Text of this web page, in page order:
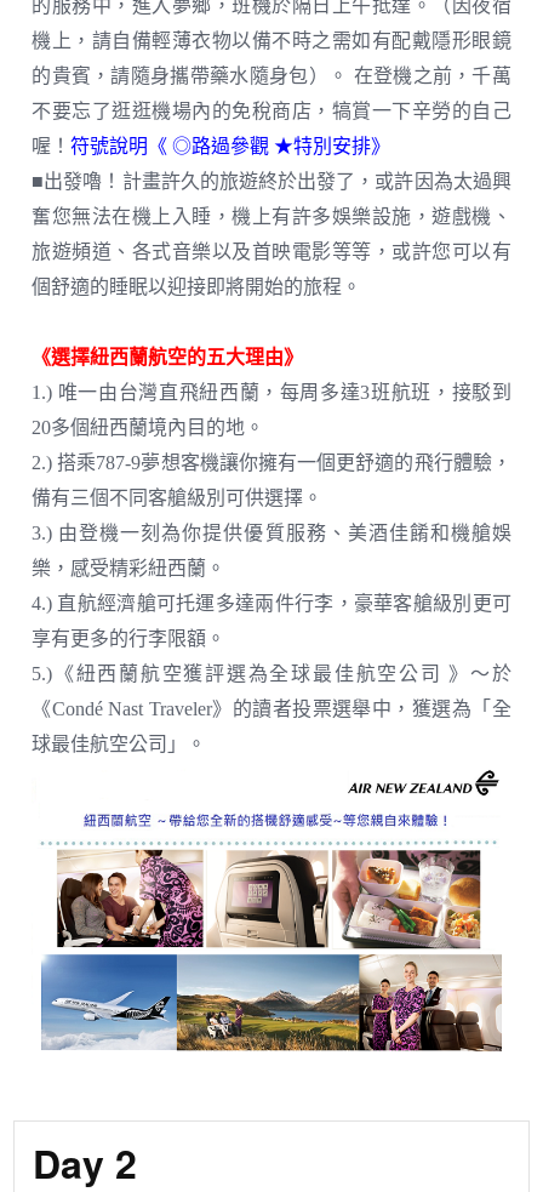
的服務中，進入夢鄉，班機於隔日上午抵達。（因夜宿
機上，請自備輕薄衣物以備不時之需如有配戴隱形眼鏡
的貴賓，請隨身攜帶藥水隨身包）。 在登機之前，千萬
不要忘了逛逛機場內的免稅商店，犒賞一下辛勞的自己
喔！符號說明《 ◎路過參觀 ★特別安排》
■出發嚕！計畫許久的旅遊終於出發了，或許因為太過興
奮您無法在機上入睡，機上有許多娛樂設施，遊戲機、
旅遊頻道、各式音樂以及首映電影等等，或許您可以有
個舒適的睡眠以迎接即將開始的旅程。
《選擇紐西蘭航空的五大理由》
1.) 唯一由台灣直飛紐西蘭，每周多達3班航班，接駁到
20多個紐西蘭境內目的地。
2.) 搭乘787-9夢想客機讓你擁有一個更舒適的飛行體驗，
備有三個不同客艙級別可供選擇。
3.) 由登機一刻為你提供優質服務、美酒佳餚和機艙娛
樂，感受精彩紐西蘭。
4.) 直航經濟艙可托運多達兩件行李，豪華客艙級別更可
享有更多的行李限額。
5.)《紐西蘭航空獲評選為全球最佳航空公司 》～於
《Condé Nast Traveler》的讀者投票選舉中，獲選為「全
球最佳航空公司」。
Day 2